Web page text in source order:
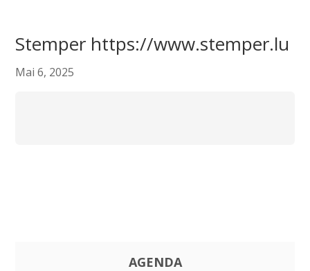
Stemper https://www.stemper.lu
Mai 6, 2025
AGENDA